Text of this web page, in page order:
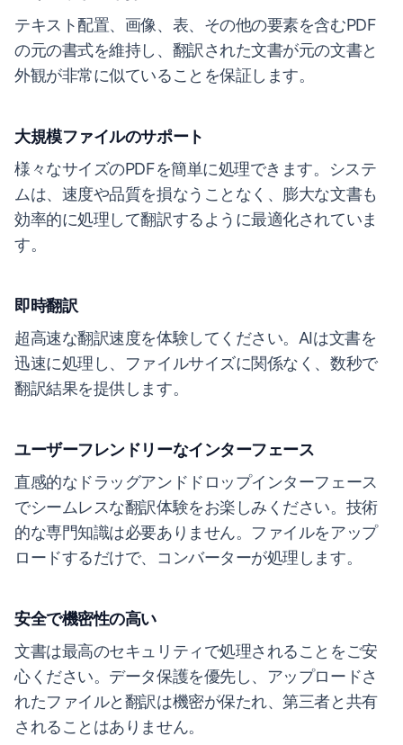
テキスト配置、画像、表、その他の要素を含むPDF
の元の書式を維持し、翻訳された文書が元の文書と
外観が非常に似ていることを保証します。
大規模ファイルのサポート
様々なサイズのPDFを簡単に処理できます。システ
ムは、速度や品質を損なうことなく、膨大な文書も
効率的に処理して翻訳するように最適化されていま
す。
即時翻訳
超高速な翻訳速度を体験してください。AIは文書を
迅速に処理し、ファイルサイズに関係なく、数秒で
翻訳結果を提供します。
ユーザーフレンドリーなインターフェース
直感的なドラッグアンドドロップインターフェース
でシームレスな翻訳体験をお楽しみください。技術
的な専門知識は必要ありません。ファイルをアップ
ロードするだけで、コンバーターが処理します。
安全で機密性の高い
文書は最高のセキュリティで処理されることをご安
心ください。データ保護を優先し、アップロードさ
れたファイルと翻訳は機密が保たれ、第三者と共有
されることはありません。